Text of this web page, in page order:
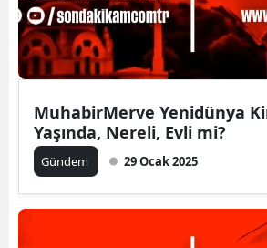
MuhabirMerve Yenidünya
Yaşında, Nereli, Evli mi?
Gündem 29 Ocak 2025